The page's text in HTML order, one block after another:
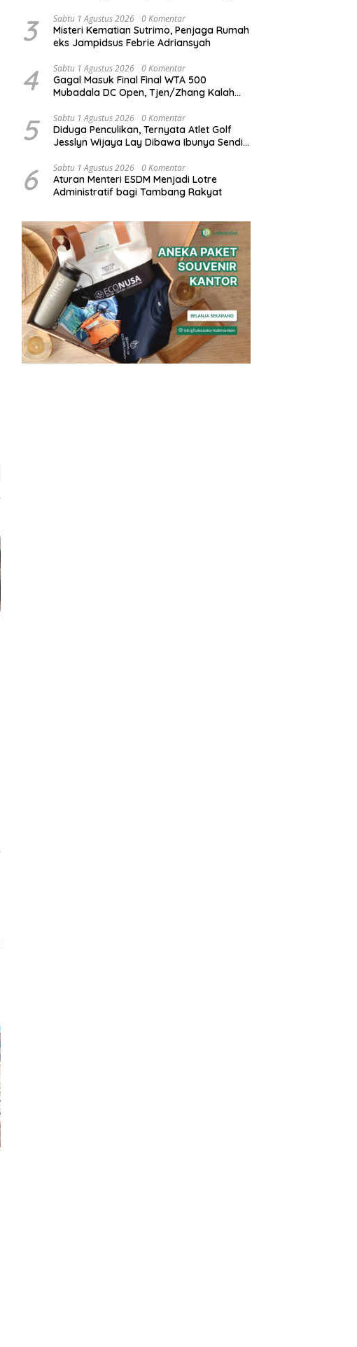
Tidak
3 Sabtu 1 Agustus 2026 0 Komentar
Misteri Kematian Sutrimo, Penjaga Rumah
eks Jampidsus Febrie Adriansyah
4 Sabtu 1 Agustus 2026 0 Komentar
Gagal Masuk Final Final WTA 500
Mubadala DC Open, Tjen/Zhang Kalah
Jumat Malam
5 Sabtu 1 Agustus 2026 0 Komentar
Diduga Penculikan, Ternyata Atlet Golf
Jesslyn Wijaya Lay Dibawa Ibunya Sendiri
6 Sabtu 1 Agustus 2026 0 Komentar
Aturan Menteri ESDM Menjadi Lotre
Administratif bagi Tambang Rakyat